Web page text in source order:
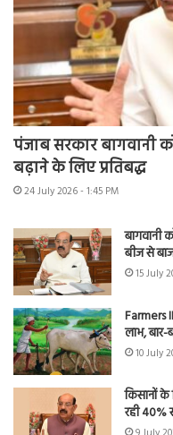
पंजाब सरकार बागवानी
बढ़ाने के लिए प्रतिबद्ध
24 July 2026 - 1:45 PM
बागवानी
बीज से
15 July
Farmers
लाभ,
10 July
किसानों
रही 40%